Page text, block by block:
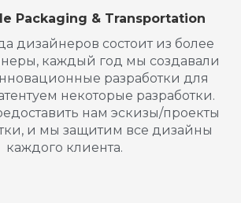
Packaging & Transportation
дизайнеров состоит из более
каждый год мы создавали
разработки для
некоторые разработки.
нам эскизы/проекты
и мы защитим все дизайны
каждого клиента.